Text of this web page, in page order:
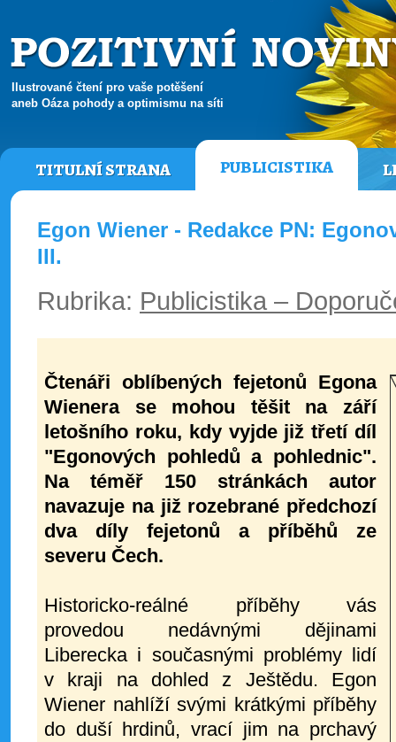
Ilustrované čtení pro vaše potěšení
aneb Oáza pohody a optimismu na síti
TITULNÍ STRANA PUBLICISTIKA
Egon Wiener - Redakce PN:
III.
Rubrika: Publicistika –
Čtenáři oblíbených fejetonů Egona
Wienera se mohou těšit na září
letošního roku, kdy vyjde již třetí díl
"Egonových pohledů a pohlednic".
Na téměř 150 stránkách autor
navazuje na již rozebrané předchozí
dva díly fejetonů a příběhů ze
severu Čech.
Historicko-reálné příběhy vás
provedou nedávnými dějinami
Liberecka i současnými problémy lidí
v kraji na dohled z Ještědu. Egon
Wiener nahlíží svými krátkými příběhy
do duší hrdinů, vrací jim na prchavý